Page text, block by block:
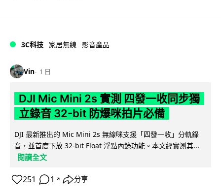
3C科技 家居無線 影音產品
Vin 1 日
DJI Mic Mini 2s 實測 四發一收同步獨
立錄音 32-bit 防爆咪拍片必備
DJI 最新推出的 Mic Mini 2s 無線咪支援「四發一收」分軌錄
音，並首度下放 32-bit Float 浮點內錄功能。本文經實測其...
閱讀全文
251 1 ↗ 分享